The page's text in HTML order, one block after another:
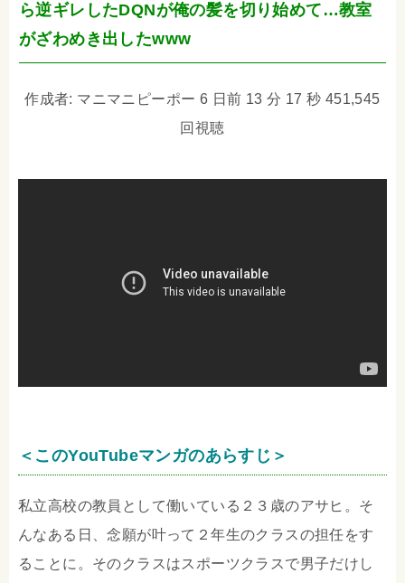
ら逆ギレしたDQNが俺の髪を切り始めて…教室
がざわめき出したwww
作成者: マニマニピーポー 6 日前 13 分 17 秒 451,545
回視聴
＜このYouTubeマンガのあらすじ＞
私立高校の教員として働いている２３歳のアサヒ。そ
んなある日、念願が叶って２年生のクラスの担任をす
ることに。そのクラスはスポーツクラスで男子だけし